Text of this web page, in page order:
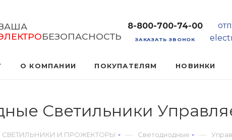
БЕЗОПАСНОСТЬ
8-800-700-74-00
ЗАКАЗАТЬ ЗВОНОК
О КОМПАНИИ ПОКУПАТЕЛЯМ НОВИНКИ
Светильники
СВЕТИЛЬНИКИ И ПРОЖЕКТОРЫ — Светодиодные —